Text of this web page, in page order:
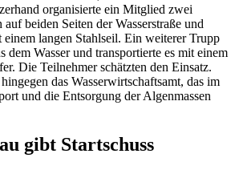
organisierte ein Mitglied zwei
beiden Seiten der Wasserstraße und
einem langen Stahlseil. Ein weiterer Trupp
dem Wasser und transportierte es mit einem
Die Teilnehmer schätzten den Einsatz.
das Wasserwirtschaftsamt, das im
und die Entsorgung der Algenmassen
gibt Startschuss